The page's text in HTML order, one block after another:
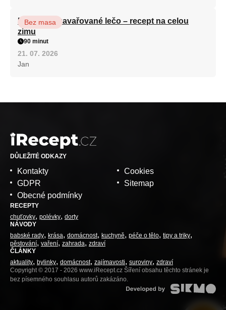
Babiččino zavařované lečo – recept na celou
zimu
Bez masa
90 minut
21. 07. 2026
Jan
DŮLEŽITÉ ODKAZY
Kontakty
GDPR
Obecné podmínky
Cookies
Sitemap
RECEPTY
chuťovky polévky dorty
NÁVODY
babské rady
krása domácnost kuchyně péče o tělo tipy a triky
pěstování vaření zahrada zdraví
ČLÁNKY
aktuality
bylinky domácnost zajímavosti suroviny zdraví
Copyright © 2017 - 2026 www.iRecept.cz Šíření obsahu těchto stránek je
bez písemného souhlasu autorů zakázáno.